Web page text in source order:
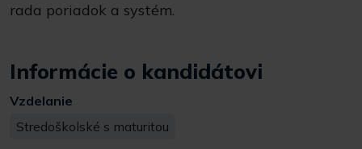
rada poriadok a systém.
Informácie o kandidátovi
Vzdelanie
Stredoškolské s maturitou